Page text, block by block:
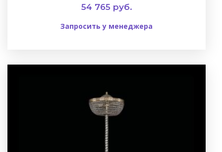
54 765 руб.
Запросить у менеджера